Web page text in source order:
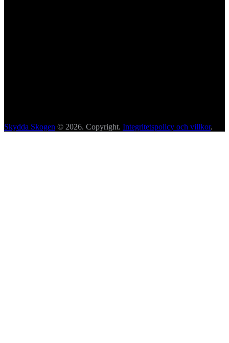
Skydda Skogen © 2026. Copyright. Integritetspolicy och villkor.